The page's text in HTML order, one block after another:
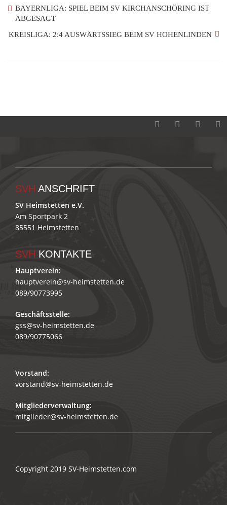
BAYERNLIGA: SPIEL BEIM SV KIRCHANSCHÖRING IST
ABGESAGT
KREISLIGA: 2:4 AUSWÄRTSSIEG BEIM SV HOHENLINDEN
SVH ANSCHRIFT
SV Heimstetten e.V.
Am Sportpark 2
85551 Heimstetten
SVH KONTAKTE
Hauptverein:
hauptverein@sv-heimstetten.de
089/90773995
Geschäftsstelle:
gss@sv-heimstetten.de
089/90775066
Vorstand:
vorstand@sv-heimstetten.de
Mitgliederverwaltung:
mitglieder@sv-heimstetten.de
Copyright 2019 SV-Heimstetten.com